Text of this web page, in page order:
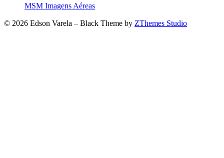
MSM Imagens Aéreas
© 2026 Edson Varela – Black Theme by ZThemes Studio